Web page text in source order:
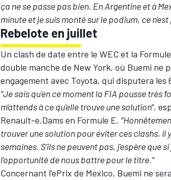
ça ne se passe pas bien. En Argentine et à
minute et je suis monté sur le podium, ce
Rebelote en juillet
Un clash de date entre le WEC et la
double manche de New York, où Buemi ne
engagement avec Toyota, qui disputera
"Je sais qu'en ce moment la FIA pousse très
m'attends à ce qu'elle trouve une solution",
Renault-e.Dams en Formule E.
trouver une solution pour éviter ces clashs, il
semaines. S'ils ne peuvent pas, j'espère que
l'opportunité de nous battre pour le titre."
Concernant l'ePrix de Mexico, Buemi ne